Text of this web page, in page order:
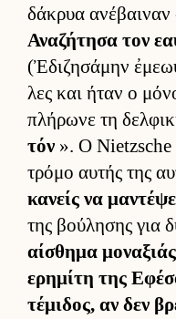
δάκρυα ανέβαι­ναν
Αναζήτησα τον
(Ἐδιζησάμην
λες και ήταν ο
πλήρωνε τη
τόν ». Ο Nietzsche
τρόμο αυ­τής της
κανείς να
της βού­λησης για
αί­σθημα
ερημίτη της
τέμιδος, αν δεν